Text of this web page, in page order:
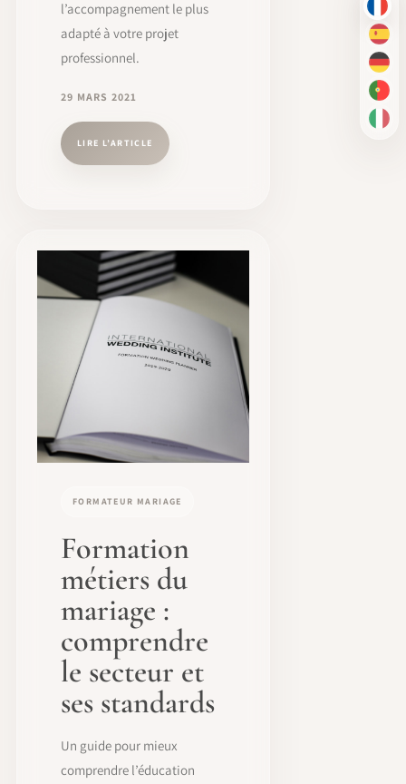
FR
ES
DE
PT-
IT
l’accompagnement le plus
adapté à votre projet
professionnel.
29 MARS 2021
LIRE L’ARTICLE
FORMATEUR MARIAGE
Formation
métiers du
mariage :
comprendre
le secteur et
ses standards
Un guide pour mieux
comprendre l’éducation